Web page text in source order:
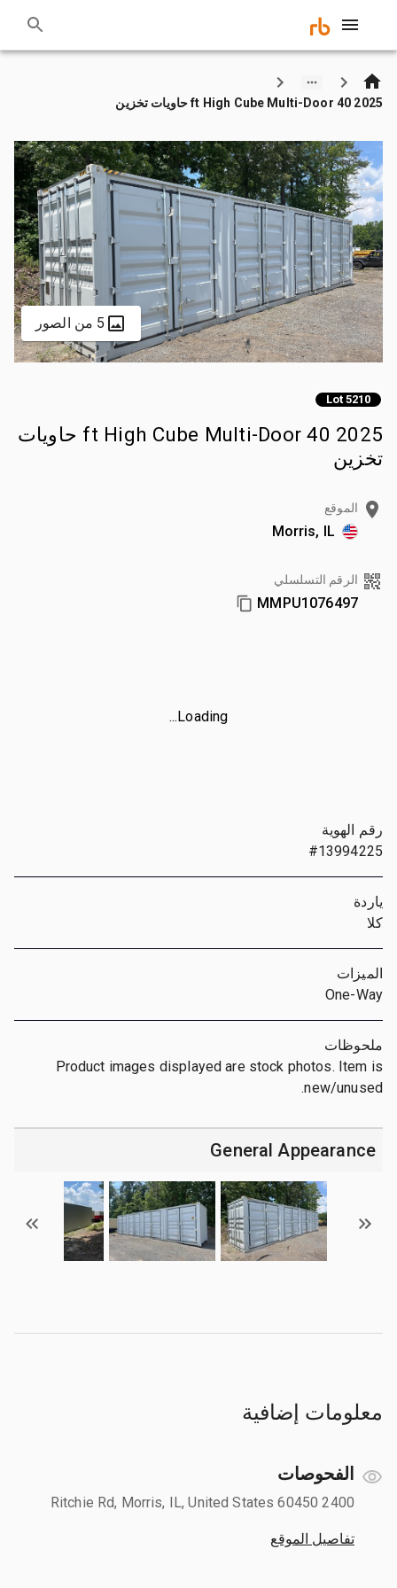
2025 40 ft High Cube Multi-Door حاويات تخزين
5 من الصور
Lot 5210
2025 40 ft High Cube Multi-Door حاويات
تخزين
الموقع
Morris, IL
الرقم التسلسلي
MMPU1076497
Loading...
رقم الهوية
#13994225
ياردة
كلا
الميزات
One-Way
ملحوظات
Product images displayed are stock photos. Item is
new/unused.
General Appearance
معلومات إضافية
الفحوصات
2400 Ritchie Rd, Morris, IL, United States 60450
تفاصيل الموقع